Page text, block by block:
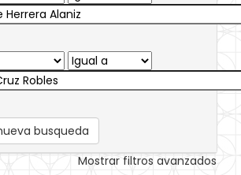
busqueda
Mostrar filtros avanzados